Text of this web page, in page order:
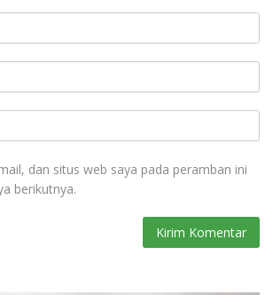
dan situs web saya pada peramban ini
berikutnya.